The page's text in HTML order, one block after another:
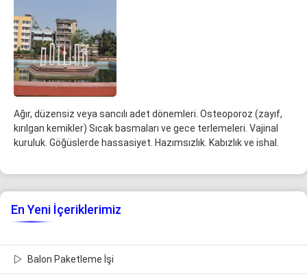
Ağır, düzensiz veya sancılı adet dönemleri. Osteoporoz (zayıf,
kırılgan kemikler) Sıcak basmaları ve gece terlemeleri. Vajinal
kuruluk. Göğüslerde hassasiyet. Hazımsızlık. Kabızlık ve ishal.
En Yeni İçeriklerimiz
Balon Paketleme İşi